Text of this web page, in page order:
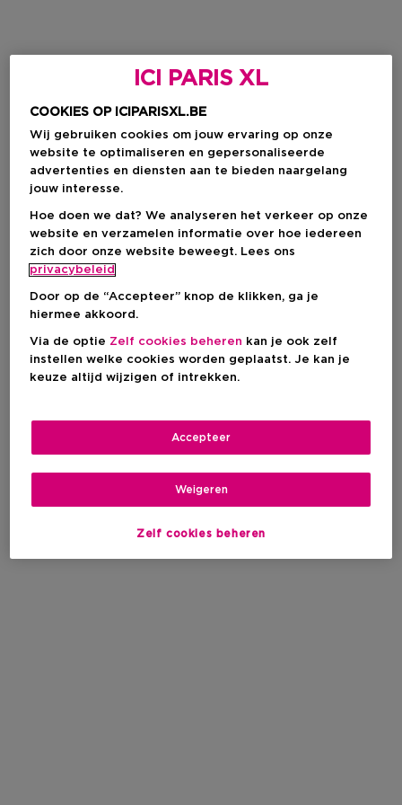
ICI PARIS XL
COOKIES OP ICIPARISXL.BE
Wij gebruiken cookies om jouw ervaring op onze
website te optimaliseren en gepersonaliseerde
advertenties en diensten aan te bieden naargelang
jouw interesse.
Hoe doen we dat? We analyseren het verkeer op onze
website en verzamelen informatie over hoe iedereen
zich door onze website beweegt. Lees ons
privacybeleid
Door op de “Accepteer” knop de klikken, ga je
hiermee akkoord.
Via de optie Zelf cookies beheren kan je ook zelf
instellen welke cookies worden geplaatst. Je kan je
keuze altijd wijzigen of intrekken.
Zelf cookies beheren
Weigeren
Accepteer